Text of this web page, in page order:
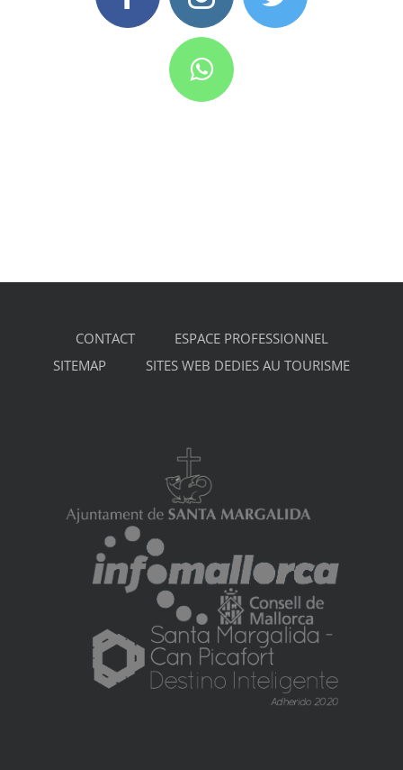
CONTACT
ESPACE PROFESSIONNEL
SITEMAP
SITES WEB DEDIES AU TOURISME